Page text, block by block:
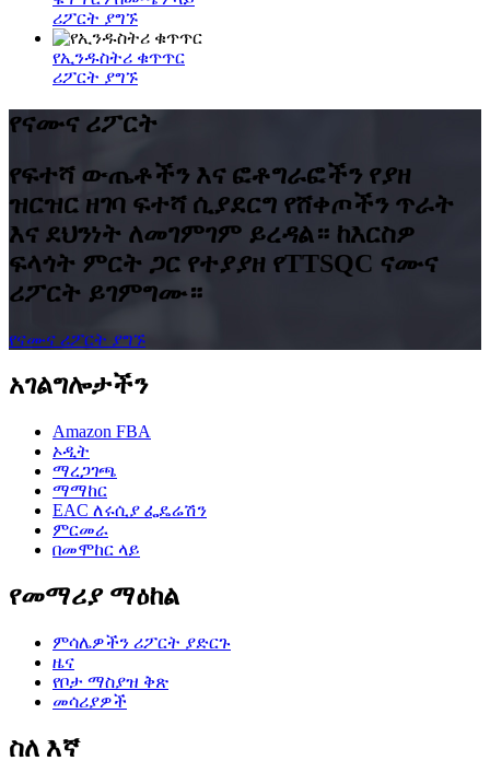
ሪፖርት ያግኙ
የኢንዱስትሪ ቁጥጥር
ሪፖርት ያግኙ
የናሙና ሪፖርት
የፍተሻ ውጤቶችን እና ፎቶግራፎችን የያዘ
ዝርዝር ዘገባ ፍተሻ ሲያደርግ የሸቀጦችን ጥራት
እና ደህንነት ለመገምገም ይረዳል። ከእርስዎ
ፍላጎት ምርት ጋር የተያያዘ የTTSQC ናሙና
ሪፖርት ይገምግሙ።
የናሙና ሪፖርት ያግኙ
አገልግሎታችን
Amazon FBA
ኦዲት
ማረጋገጫ
ማማከር
EAC ለሩሲያ ፌዴሬሽን
ምርመራ
በመሞከር ላይ
የመማሪያ ማዕከል
ምሳሌዎችን ሪፖርት ያድርጉ
ዜና
የቦታ ማስያዝ ቅጽ
መሳሪያዎች
ስለ እኛ